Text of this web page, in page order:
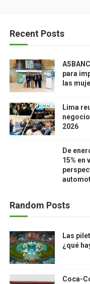
Recent Posts
para
las
Lima
2026
De
15% en
Random Posts
Las
¿qué
Coca-